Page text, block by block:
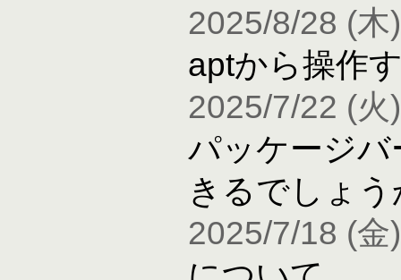
2025/8/28 (木
aptから操作
2025/7/22 (火
パッケージ
きるでしょう
2025/7/18 (金